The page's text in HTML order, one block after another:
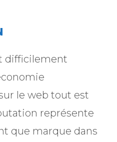
difficilement
le web tout est
représente
que marque dans